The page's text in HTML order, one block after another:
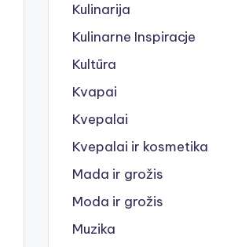
Kulinarija
Kulinarne Inspiracje
Kultūra
Kvapai
Kvepalai
Kvepalai ir kosmetika
Mada ir grožis
Moda ir grožis
Muzika